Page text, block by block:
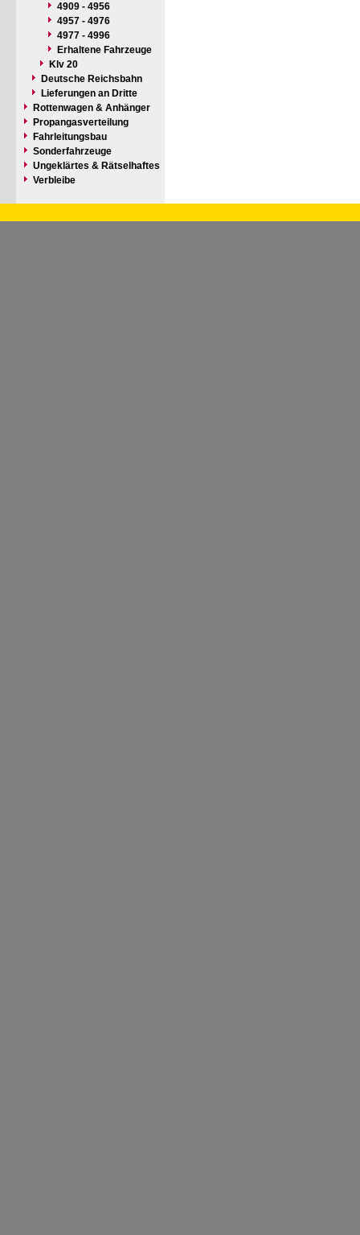
4909 - 4956
4957 - 4976
4977 - 4996
Erhaltene Fahrzeuge
Klv 20
Deutsche Reichsbahn
Lieferungen an Dritte
Rottenwagen & Anhänger
Propangasverteilung
Fahrleitungsbau
Sonderfahrzeuge
Ungeklärtes & Rätselhaftes
Verbleibe